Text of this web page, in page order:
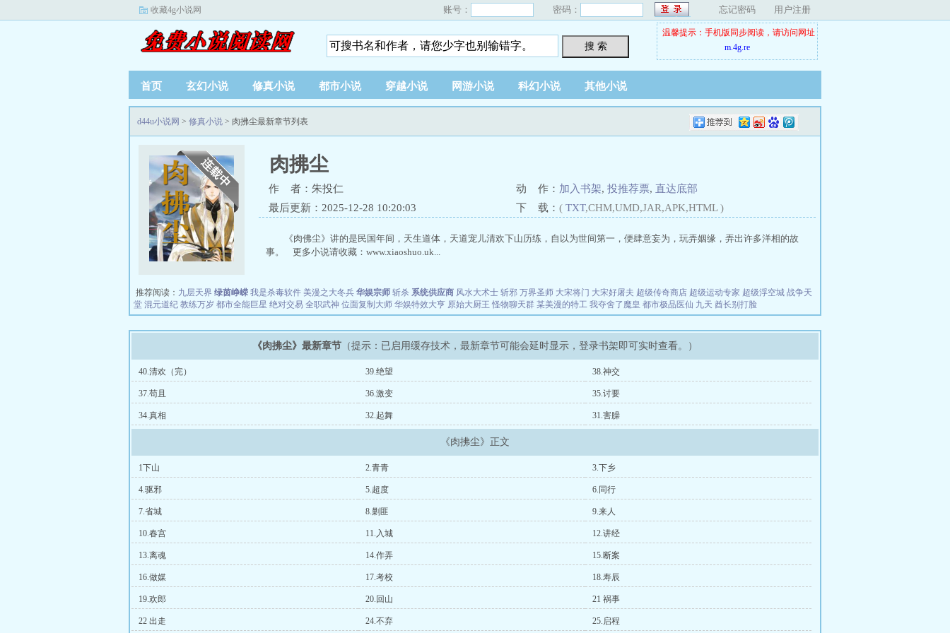
收藏4g小说网 账号： 密码： 忘记密码 用户注册
搜 索
温馨提示：手机版同步阅读，请访问网址
m.4g.re
首页 玄幻小说 修真小说 都市小说 穿越小说 网游小说 科幻小说 其他小说
d44u小说网 > 修真小说 > 肉拂尘最新章节列表
肉拂尘
作 者：朱投仁 动 作： 加入书架, 投推荐票, 直达底部
最后更新：2025-12-28 10:20:03
下 载： ( TXT,CHM,UMD,JAR,APK,HTML )
《肉佛尘》讲的是民国年间，天生道体，天道宠儿清欢下山历练，自以为世间第一，便肆意妄为，玩弄姻缘，弄出许多洋相的故
事。 更多小说请收藏：www.xiaoshuo.uk...
推荐阅读： 九层天界 绿茵峥嵘 我是杀毒软件 美漫之大冬兵 华娱宗师 斩杀 系统供应商 风水大术士 斩邪 万界圣师 大宋将门 大宋好屠夫 超级传奇商店 超级运动专家 超级浮空城 战争天
堂 混元道纪 教练万岁 都市全能巨星 绝对交易 全职武神 位面复制大师 华娱特效大亨 原始大厨王 怪物聊天群 某美漫的特工 我夺舍了魔皇 都市极品医仙 九天 酋长别打脸
《肉拂尘》最新章节 （提示：已启用缓存技术，最新章节可能会延时显示，登录书架即可实时查看。）
40.清欢（完） 39.绝望 38.神交
37.苟且 36.激变 35.讨要
34.真相 32.起舞 31.害臊
《肉拂尘》正文
1下山 2.青青 3.下乡
4.驱邪 5.超度 6.同行
7.省城 8.剿匪 9.来人
10.春宫 11.入城 12.讲经
13.离魂 14.作弄 15.断案
16.做媒 17.考校 18.寿辰
19.欢郎 20.回山 21 祸事
22 出走 24.不弃 25.启程